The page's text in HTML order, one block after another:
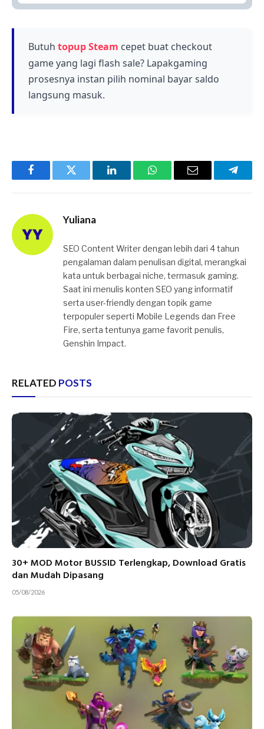
rilis karakter baru.
mereka.
Butuh topup Steam cepet buat checkout
game yang lagi flash sale? Lapakgaming
prosesnya instan pilih nominal bayar saldo
langsung masuk.
FacebookTwitter LinkedInWhatsAppEmail
Yuliana
SEO Content Writer dengan lebih dari 4 tahun
pengalaman dalam penulisan digital, merangkai
kata untuk berbagai niche, termasuk gaming.
Saat ini menulis konten SEO yang informatif
serta user-friendly dengan topik game
terpopuler seperti Mobile Legends dan Free
Fire, serta tentunya game favorit penulis,
Genshin Impact.
RELATED POSTS
30+ MOD Motor BUSSID Terlengkap, Download Gratis
dan Mudah Dipasang
05/08/2026